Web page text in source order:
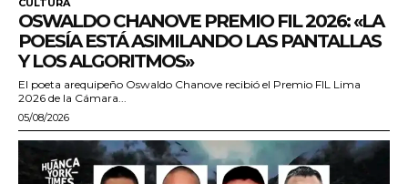
CULTURA
OSWALDO CHANOVE PREMIO FIL 2026: «LA
POESÍA ESTÁ ASIMILANDO LAS PANTALLAS
Y LOS ALGORITMOS»
El poeta arequipeño Oswaldo Chanove recibió el Premio FIL Lima
2026 de la Cámara...
05/08/2026